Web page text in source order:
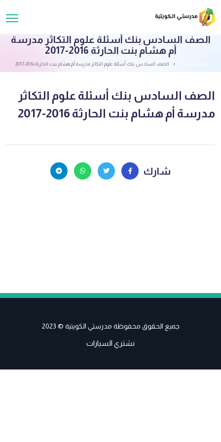
الصف السادس بنك أسئلة علوم التكاثر مدرسة
أم هشام بنت الحارثة 2016-2017
الصف السادس بنك أسئلة علوم التكاثر مدرسة أم هشام بنت الحارثة 2016-2017
الصف السادس بنك أسئلة علوم التكاثر
مدرسة أم هشام بنت الحارثة 2016-2017
شارك
جميع الحقوق محفوظة مدرستي الكويتية © 2023
نشتري السيارات